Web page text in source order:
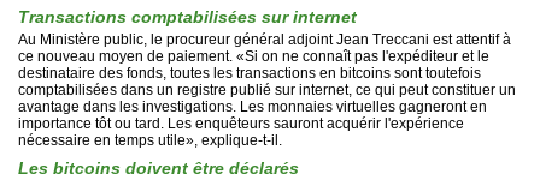
Transactions comptabilisées sur internet
Au Ministère public, le procureur général adjoint Jean Treccani est attentif à
ce nouveau moyen de paiement. «Si on ne connaît pas l'expéditeur et le
destinataire des fonds, toutes les transactions en bitcoins sont toutefois
comptabilisées dans un registre publié sur internet, ce qui peut constituer un
avantage dans les investigations. Les monnaies virtuelles gagneront en
importance tôt ou tard. Les enquêteurs sauront acquérir l'expérience
nécessaire en temps utile», explique-t-il.
Les bitcoins doivent être déclarés